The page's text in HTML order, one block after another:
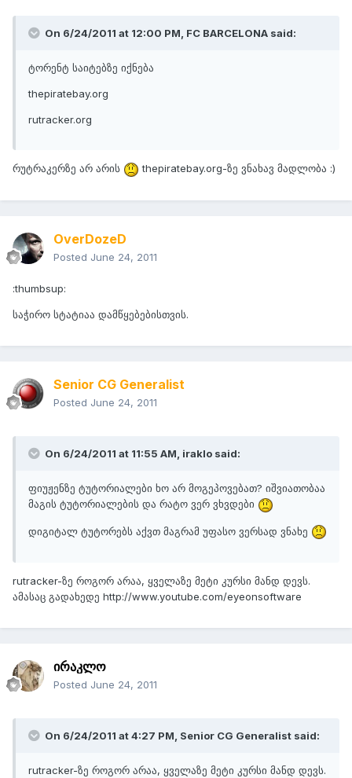
On 6/24/2011 at 12:00 PM, FC BARCELONA said:
ტორენტ საიტებზე იქნება
thepiratebay.org
rutracker.org
რუტრაკერზე არ არის thepiratebay.org-ზე ვნახავ მადლობა :)
OverDozeD
Posted June 24, 2011
:thumbsup:
საჭირო სტატიაა დამწყებებისთვის.
Senior CG Generalist
Posted June 24, 2011
On 6/24/2011 at 11:55 AM, iraklo said:
ფიუჟენზე ტუტორიალები ხო არ მოგეპოვებათ? იშვიათობაა
მაგის ტუტორიალების და რატო ვერ ვხვდები
დიგიტალ ტუტორებს აქვთ მაგრამ უფასო ვერსად ვნახე
rutracker-ზე როგორ არაა, ყველაზე მეტი კურსი მანდ დევს.
ამასაც გადახედე http://www.youtube.com/eyeonsoftware
ირაკლო
Posted June 24, 2011
On 6/24/2011 at 4:27 PM, Senior CG Generalist said:
rutracker-ზე როგორ არაა, ყველაზე მეტი კურსი მანდ დევს.